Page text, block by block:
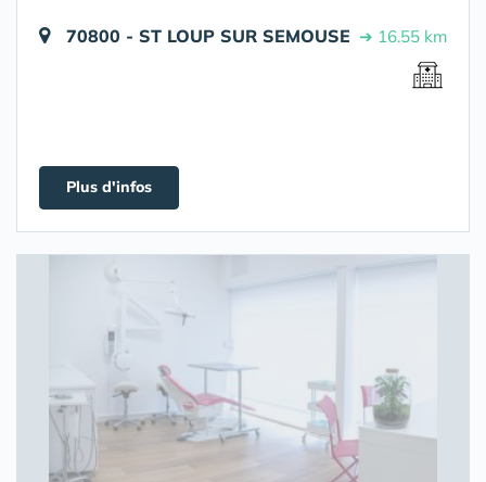
70800 - ST LOUP SUR SEMOUSE ➔ 16.55 km
Plus d'infos